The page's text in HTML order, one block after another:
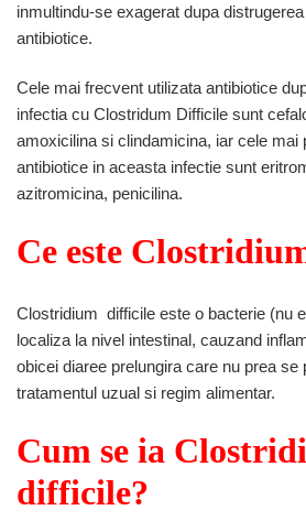
inmultindu-se exagerat dupa
antibiotice.
Cele mai frecvent utilizata antibiotice
infectia cu Clostridum Difficile sunt
amoxicilina si clindamicina, iar cele mai
antibiotice in aceasta infectie sunt
azitromicina, penicilina.
Ce este
Clostridium difficile este o bacterie (nu
localiza la nivel intestinal, cauzand
obicei diaree prelungira care nu prea se
tratamentul uzual si regim alimentar.
Cum se ia
difficile?